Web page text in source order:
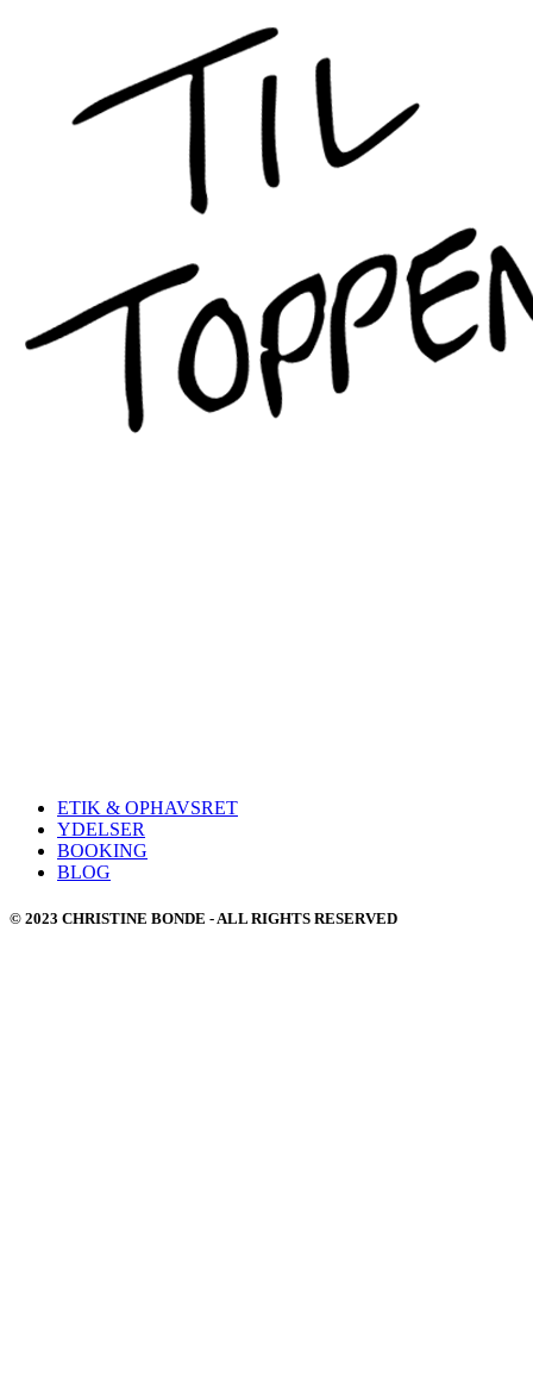
ETIK & OPHAVSRET
YDELSER
BOOKING
BLOG
© 2023 CHRISTINE BONDE - ALL RIGHTS RESERVED